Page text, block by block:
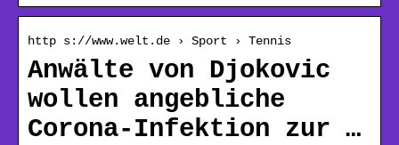
http s://www.welt.de › Sport › Tennis
Anwälte von Djokovic
wollen angebliche
Corona-Infektion zur …